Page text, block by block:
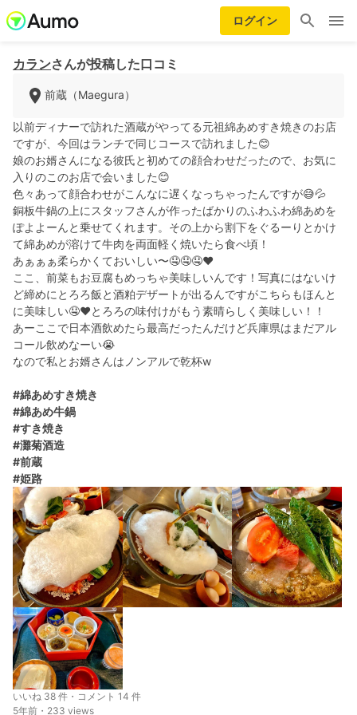
ログイン
カランさんが投稿した口コミ
前蔵（Maegura）
以前ディナーで訪れた酒蔵がやってる元祖綿あめすき焼きのお店
ですが、今回はランチで同じコースで訪れました😊
娘のお婿さんになる彼氏と初めての顔合わせだったので、お気に
入りのこのお店で会いました😊
色々あって顔合わせがこんなに遅くなっちゃったんですが😅💦
銅板牛鍋の上にスタッフさんが作ったばかりのふわふわ綿あめを
ぽよよーんと乗せてくれます。その上から割下をぐるーりとかけ
て綿あめが溶けて牛肉を両面軽く焼いたら食べ頃！
あぁぁぁ柔らかくておいしい〜🤤🤤🤤♥️
ここ、前菜もお豆腐もめっちゃ美味しいんです！写真にはないけ
ど締めにとろろ飯と酒粕デザートが出るんですがこちらもほんと
に美味しい🤤❤️とろろの味付けがもう素晴らしく美味しい！！
あーここで日本酒飲めたら最高だったんだけど兵庫県はまだアル
コール飲めなーい😭
なので私とお婿さんはノンアルで乾杯w
#綿あめすき焼き
#綿あめ牛鍋
#すき焼き
#灘菊酒造
#前蔵
#姫路
いいね 38 件・コメント 14 件
5年前・233 views